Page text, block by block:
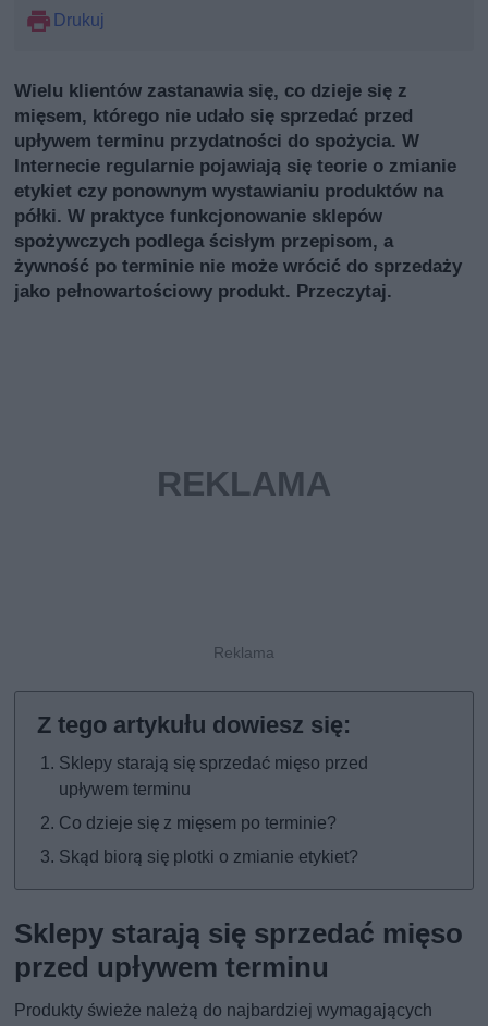
Drukuj
Wielu klientów zastanawia się, co dzieje się z
mięsem, którego nie udało się sprzedać przed
upływem terminu przydatności do spożycia. W
Internecie regularnie pojawiają się teorie o zmianie
etykiet czy ponownym wystawianiu produktów na
półki. W praktyce funkcjonowanie sklepów
spożywczych podlega ścisłym przepisom, a
żywność po terminie nie może wrócić do sprzedaży
jako pełnowartościowy produkt. Przeczytaj.
Sklepy starają się sprzedać mięso przed
upływem terminu
Co dzieje się z mięsem po terminie?
Skąd biorą się plotki o zmianie etykiet?
Sklepy starają się sprzedać mięso
przed upływem terminu
Produkty świeże należą do najbardziej wymagających